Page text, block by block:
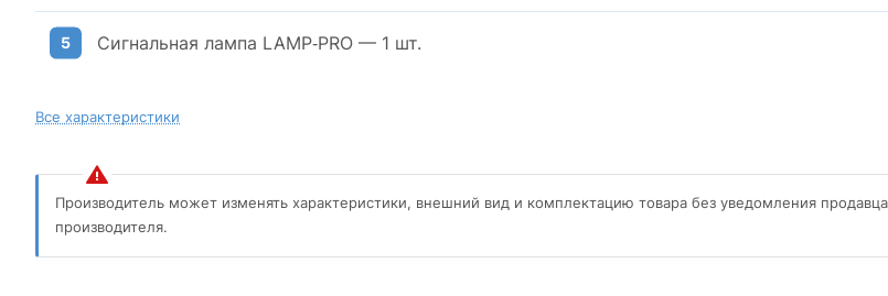
Сигнальная лампа LAMP‑PRO — 1 шт.
Все характеристики
Производитель может изменять характеристики, внешний вид и комплектацию товара без уведомления
производителя.